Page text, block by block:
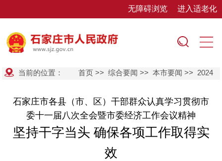
无障碍浏览 进入适老化
当前的位置： 首页 >>综合要闻 >>本市要闻 >> 2024
石家庄市各县（市、区）干部群众认真学习贯彻市
委十一届八次全会暨市委经济工作会议精神
坚持干字当头 确保各项工作取得实
效